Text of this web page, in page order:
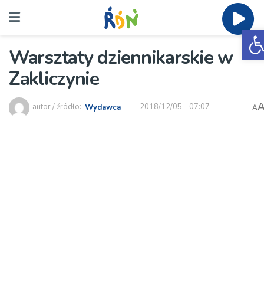
Warsztaty dziennikarskie w
Zakliczynie
autor / źródło: Wydawca 2018/12/05 - 07:07 A